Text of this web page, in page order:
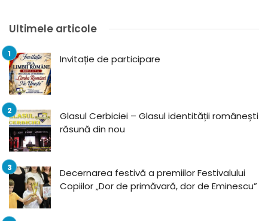
Ultimele articole
Invitație de participare
Glasul Cerbiciei – Glasul identității românești
răsună din nou
Decernarea festivă a premiilor Festivalului
Copiilor „Dor de primăvară, dor de Eminescu”